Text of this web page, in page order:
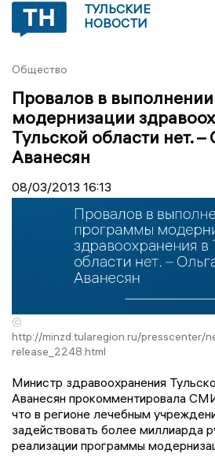
ТУЛЬСКИЕ
НОВОСТИ
Общество
Провалов в
модернизации
Тульской области нет. –
Аванесян
08/03/2013 16:13
©
http://minzd.tularegion.ru/presscenter/
release_2248.html
Министр здравоохранения
Аванесян прокомментировала
что в регионе лечебным
задействовать более миллиарда
реализации программы